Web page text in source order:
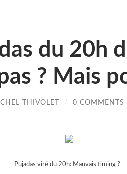
du 20h
? Mais
THIVOLET / 0 COMMENTS
Pujadas viré du 20h: Mauvais timing ?